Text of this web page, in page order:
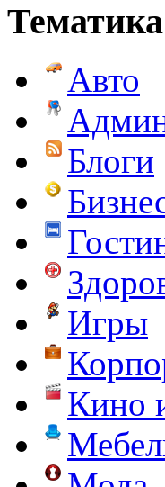
Авто
Блоги
Игры
Кино